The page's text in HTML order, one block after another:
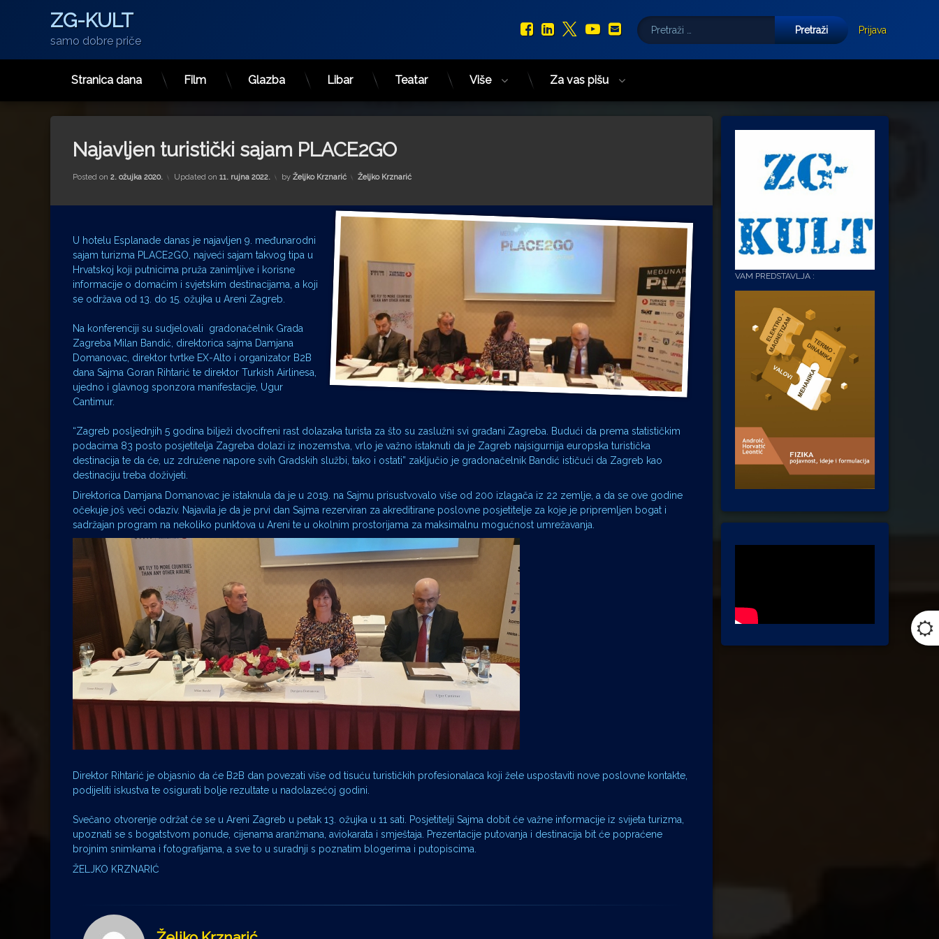
ZG-KULT
samo dobre priče
Facebook
LinkedIn
X.com
YouTube
E-mail
Pretraži:
Prijava
Stranica dana Film Glazba Libar Teatar Više Za vas pišu
Najavljen turistički sajam PLACE2GO
Posted on 2. ožujka 2020. Updated on 11. rujna 2022. by Željko Krznarić Kategorije:
Željko Krznarić
U hotelu Esplanade danas je najavljen 9. međunarodni
sajam turizma PLACE2GO, najveći sajam takvog tipa u
Hrvatskoj koji putnicima pruža zanimljive i korisne
informacije o domaćim i svjetskim destinacijama, a koji
se održava od 13. do 15. ožujka u Areni Zagreb.
Na konferenciji su sudjelovali gradonačelnik Grada
Zagreba Milan Bandić, direktorica sajma Damjana
Domanovac, direktor tvrtke EX-Alto i organizator B2B
dana Sajma Goran Rihtarić te direktor Turkish Airlinesa,
ujedno i glavnog sponzora manifestacije, Ugur
Cantimur.
“Zagreb posljednjih 5 godina bilježi dvocifreni rast dolazaka turista za što su zaslužni svi građani Zagreba. Budući da prema statističkim
podacima 83 posto posjetitelja Zagreba dolazi iz inozemstva, vrlo je važno istaknuti da je Zagreb najsigurnija europska turistička
destinacija te da će, uz združene napore svih Gradskih službi, tako i ostati” zaključio je gradonačelnik Bandić ističući da Zagreb kao
destinaciju treba doživjeti.
Direktorica Damjana Domanovac je istaknula da je u 2019. na Sajmu prisustvovalo više od 200 izlagača iz 22 zemlje, a da se ove godine
očekuje još veći odaziv. Najavila je da je prvi dan Sajma rezerviran za akreditirane poslovne posjetitelje za koje je pripremljen bogat i
sadržajan program na nekoliko punktova u Areni te u okolnim prostorijama za maksimalnu mogućnost umrežavanja.
Direktor Rihtarić je objasnio da će B2B dan povezati više od tisuću turističkih profesionalaca koji žele uspostaviti nove poslovne kontakte,
podijeliti iskustva te osigurati bolje rezultate u nadolazećoj godini.
Svečano otvorenje održat će se u Areni Zagreb u petak 13. ožujka u 11 sati. Posjetitelji Sajma dobit će važne informacije iz svijeta turizma,
upoznati se s bogatstvom ponude, cijenama aranžmana, aviokarata i smještaja. Prezentacije putovanja i destinacija bit će popraćene
brojnim snimkama i fotografijama, a sve to u suradnji s poznatim blogerima i putopiscima.
ŽELJKO KRZNARIĆ
VAM PREDSTAVLJA :